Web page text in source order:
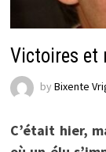
Victoires et
by Bixente
C’était hier,